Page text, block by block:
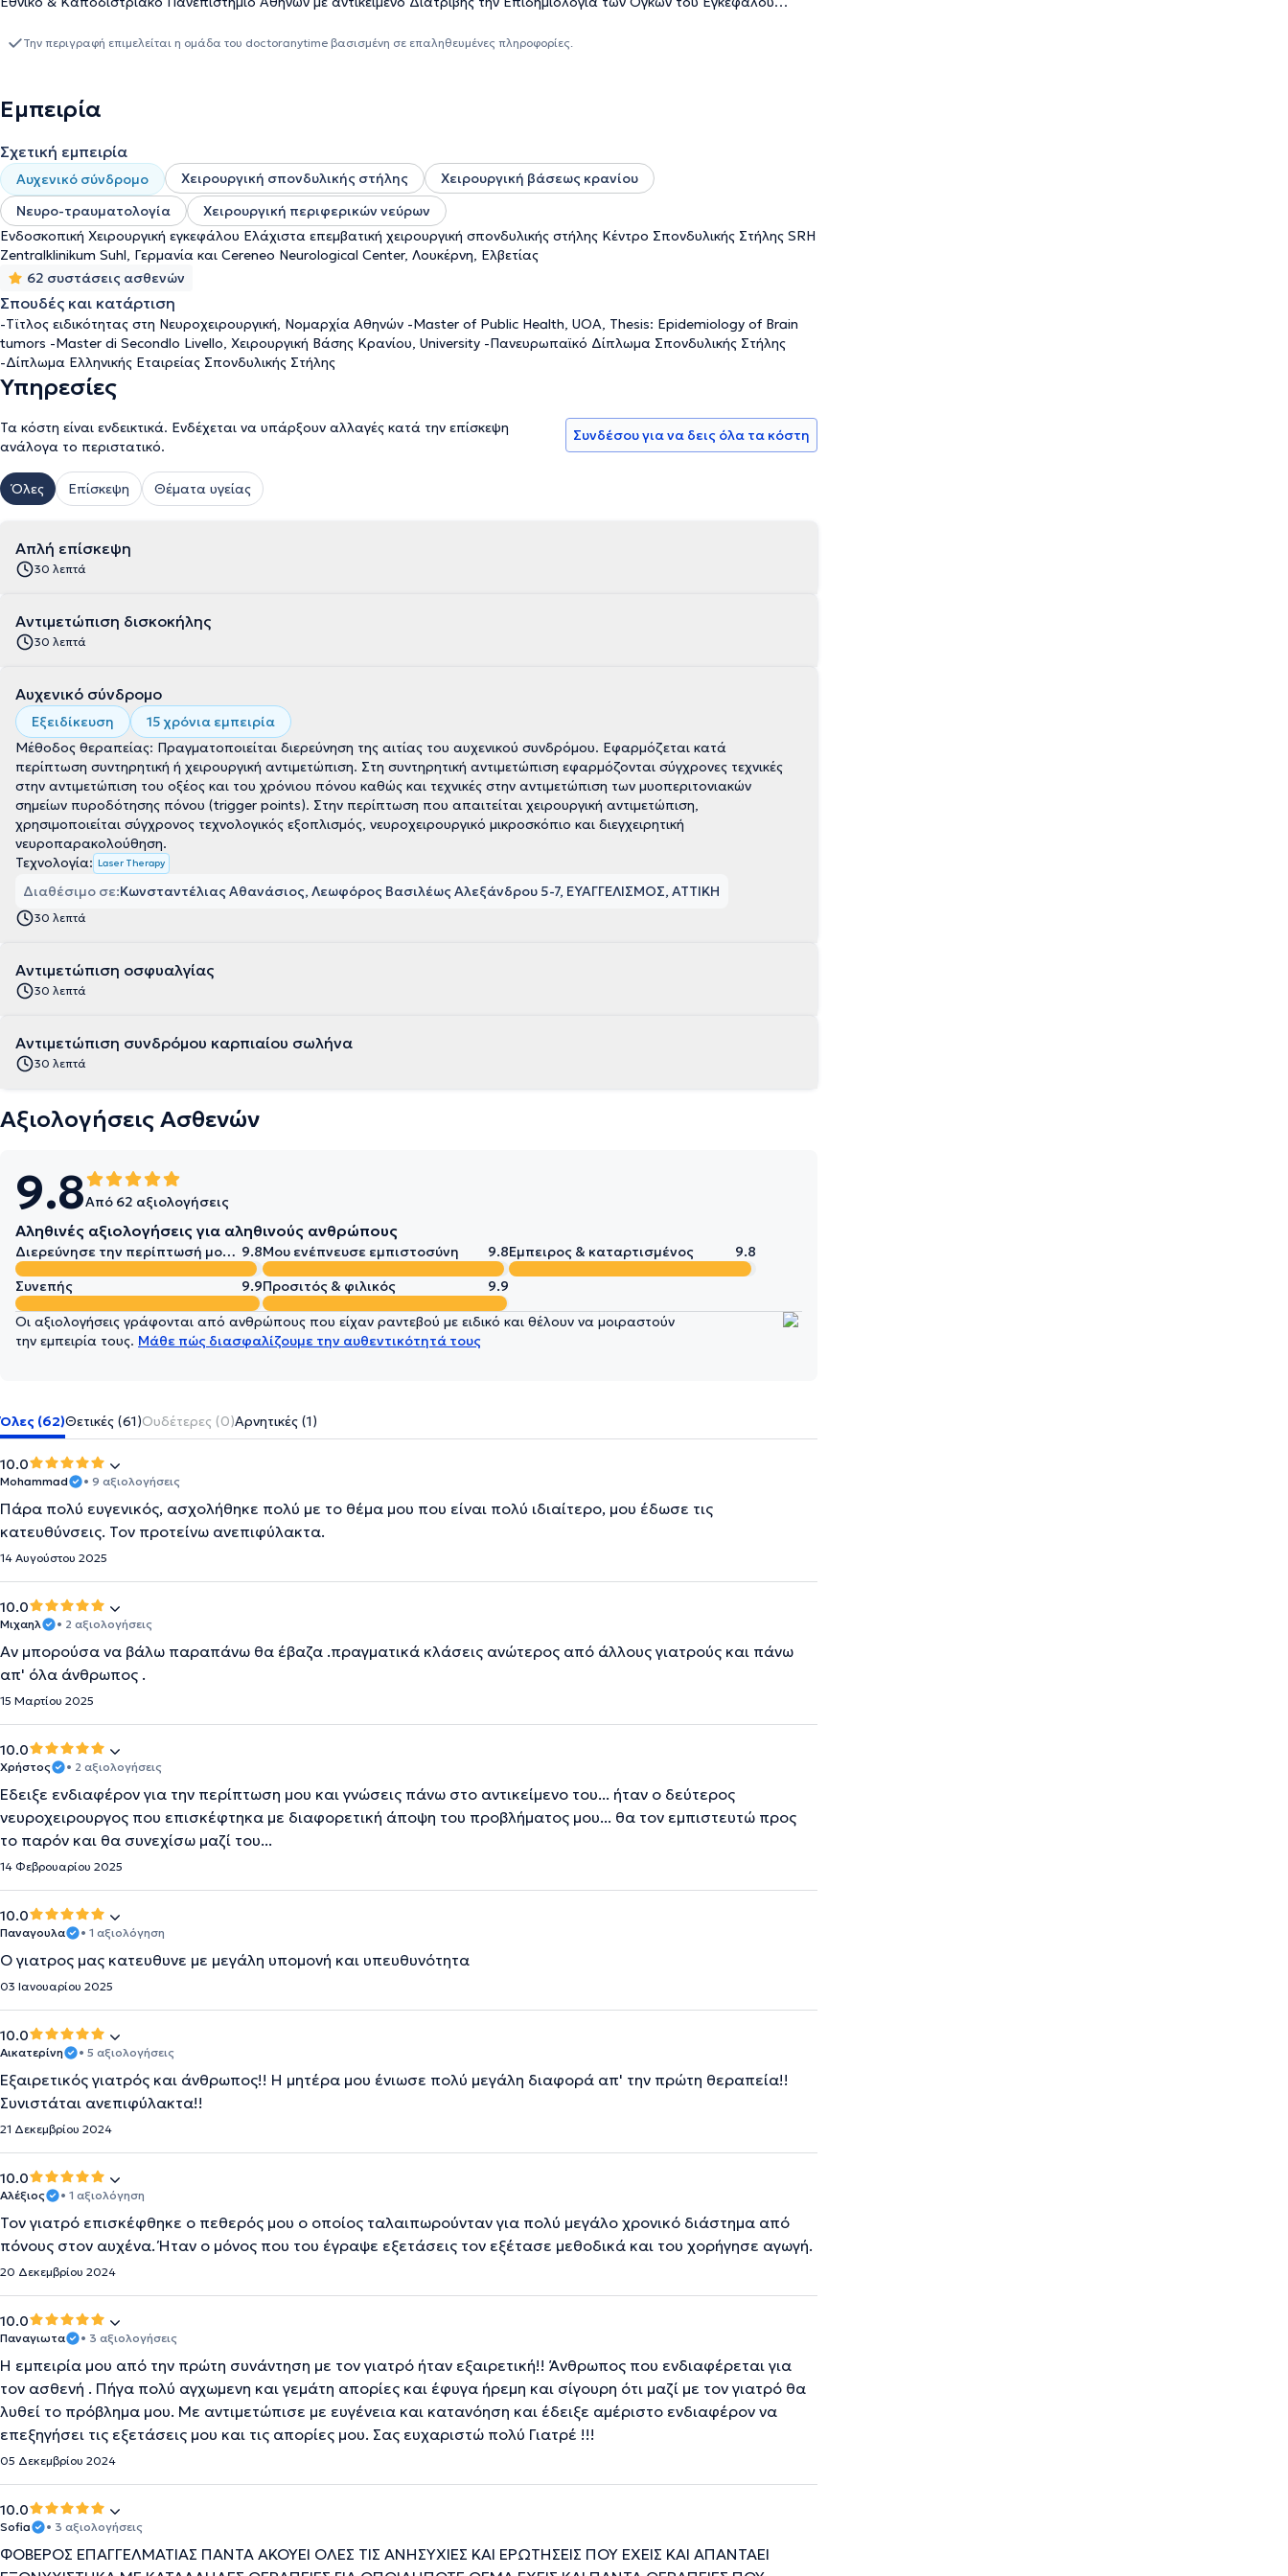
Σπονδυλικής Στήλης στο SRH Zentralklinikum Suhl στη Γερμανία. Διαθέτει το Πανευρωπαϊκό Δίπλωμα Σπονδυλικής Στήλης
υπερβαίνουν τις 1100. Ο ιατρός συνεργάζεται με νοσοκομεία και κλινικές.
Την περιγραφή επιμελείται η ομάδα του doctoranytime βασισμένη σε επαληθευμένες πληροφορίες.
Εμπειρία
Σχετική εμπειρία
Αυχενικό σύνδρομο Χειρουργική σπονδυλικής στήλης
Χειρουργική βάσεως κρανίου
Νευρο-τραυματολογία
Χειρουργική περιφερικών νεύρων
Ενδοσκοπική Χειρουργική εγκεφάλου Ελάχιστα επεμβατική χειρουργική σπονδυλικής στήλης Κέντρο Σπονδυλικής Στήλης SRH
Zentralklinikum Suhl, Γερμανία και Cereneo Neurological Center, Λουκέρνη, Ελβετίας
62 συστάσεις ασθενών
Σπουδές και κατάρτιση
-Τϊτλος ειδικότητας στη Νευροχειρουργική, Νομαρχία Αθηνών -Master of Public Health, UOA, Thesis: Epidemiology of Brain
tumors -Master di Secondlo Livello, Χειρουργική Βάσης Κρανίου, University -Πανευρωπαϊκό Δίπλωμα Σπονδυλικής Στήλης
-Δίπλωμα Ελληνικής Εταιρείας Σπονδυλικής Στήλης
Υπηρεσίες
Τα κόστη είναι ενδεικτικά. Ενδέχεται να υπάρξουν αλλαγές κατά την επίσκεψη
ανάλογα το περιστατικό.
Συνδέσου για να δεις όλα τα κόστη
Όλες Επίσκεψη Θέματα υγείας
Απλή επίσκεψη
30 λεπτά
Αντιμετώπιση δισκοκήλης
30 λεπτά
Αυχενικό σύνδρομο
Εξειδίκευση
15 χρόνια εμπειρία
Μέθοδος θεραπείας: Πραγματοποιείται διερεύνηση της αιτίας του αυχενικού συνδρόμου. Εφαρμόζεται κατά
περίπτωση συντηρητική ή χειρουργική αντιμετώπιση. Στη συντηρητική αντιμετώπιση εφαρμόζονται σύγχρονες τεχνικές
στην αντιμετώπιση του οξέος και του χρόνιου πόνου καθώς και τεχνικές στην αντιμετώπιση των μυοπεριτονιακών
σημείων πυροδότησης πόνου (trigger points). Στην περίπτωση που απαιτείται χειρουργική αντιμετώπιση,
χρησιμοποιείται σύγχρονος τεχνολογικός εξοπλισμός, νευροχειρουργικό μικροσκόπιο και διεγχειρητική
νευροπαρακολούθηση.
Τεχνολογία: Laser Therapy
Διαθέσιμο σε:Κωνσταντέλιας Αθανάσιος, Λεωφόρος Βασιλέως Αλεξάνδρου 5-7, ΕΥΑΓΓΕΛΙΣΜΟΣ, ΑΤΤΙΚΗ
30 λεπτά
Αντιμετώπιση οσφυαλγίας
30 λεπτά
Αντιμετώπιση συνδρόμου καρπιαίου σωλήνα
30 λεπτά
Αξιολογήσεις Ασθενών
9.8Από 62 αξιολογήσεις
Αληθινές αξιολογήσεις για αληθινούς ανθρώπους
Διερεύνησε την περίπτωσή μου σε βάθος 9.8Μου ενέπνευσε εμπιστοσύνη 9.8Έμπειρος & καταρτισμένος
9.8
Συνεπής
9.9Προσιτός & φιλικός 9.9
Οι αξιολογήσεις γράφονται από ανθρώπους που είχαν ραντεβού με ειδικό και θέλουν να μοιραστούν
την εμπειρία τους. Μάθε πώς διασφαλίζουμε την αυθεντικότητά τους
Όλες (62)Θετικές (61)Ουδέτερες (0)Αρνητικές (1)
10.0
Mohammad • 9 αξιολογήσεις
Πάρα πολύ ευγενικός, ασχολήθηκε πολύ με το θέμα μου που είναι πολύ ιδιαίτερο, μου έδωσε τις
κατευθύνσεις. Τον προτείνω ανεπιφύλακτα.
14 Αυγούστου 2025
10.0
Μιχαηλ • 2 αξιολογήσεις
Αν μπορούσα να βάλω παραπάνω θα έβαζα .πραγματικά κλάσεις ανώτερος από άλλους γιατρούς και πάνω
απ' όλα άνθρωπος .
15 Μαρτίου 2025
10.0
Χρήστος • 2 αξιολογήσεις
Έδειξε ενδιαφέρον για την περίπτωση μου και γνώσεις πάνω στο αντικείμενο του... ήταν ο δεύτερος
νευροχειρουργος που επισκέφτηκα με διαφορετική άποψη του προβλήματος μου... θα τον εμπιστευτώ προς
το παρόν και θα συνεχίσω μαζί του...
14 Φεβρουαρίου 2025
10.0
Παναγουλα • 1 αξιολόγηση
Ο γιατρος μας κατευθυνε με μεγάλη υπομονή και υπευθυνότητα
03 Ιανουαρίου 2025
10.0
Αικατερίνη • 5 αξιολογήσεις
Εξαιρετικός γιατρός και άνθρωπος!! Η μητέρα μου ένιωσε πολύ μεγάλη διαφορά απ' την πρώτη θεραπεία!!
Συνιστάται ανεπιφύλακτα!!
21 Δεκεμβρίου 2024
10.0
Αλέξιος • 1 αξιολόγηση
Τον γιατρό επισκέφθηκε ο πεθερός μου ο οποίος ταλαιπωρούνταν για πολύ μεγάλο χρονικό διάστημα από
πόνους στον αυχένα. Ήταν ο μόνος που του έγραψε εξετάσεις τον εξέτασε μεθοδικά και του χορήγησε αγωγή.
20 Δεκεμβρίου 2024
10.0
Παναγιωτα • 3 αξιολογήσεις
Η εμπειρία μου από την πρώτη συνάντηση με τον γιατρό ήταν εξαιρετική!! Άνθρωπος που ενδιαφέρεται για
τον ασθενή . Πήγα πολύ αγχωμενη και γεμάτη απορίες και έφυγα ήρεμη και σίγουρη ότι μαζί με τον γιατρό θα
λυθεί το πρόβλημα μου. Με αντιμετώπισε με ευγένεια και κατανόηση και έδειξε αμέριστο ενδιαφέρον να
επεξηγήσει τις εξετάσεις μου και τις απορίες μου. Σας ευχαριστώ πολύ Γιατρέ !!!
05 Δεκεμβρίου 2024
10.0
Sofia • 3 αξιολογήσεις
ΦΟΒΕΡΟΣ ΕΠΑΓΓΕΛΜΑΤΙΑΣ ΠΑΝΤΑ ΑΚΟΥΕΙ ΟΛΕΣ ΤΙΣ ΑΝΗΣΥΧΙΕΣ ΚΑΙ ΕΡΩΤΗΣΕΙΣ ΠΟΥ ΕΧΕΙΣ ΚΑΙ ΑΠΑΝΤΑΕΙ